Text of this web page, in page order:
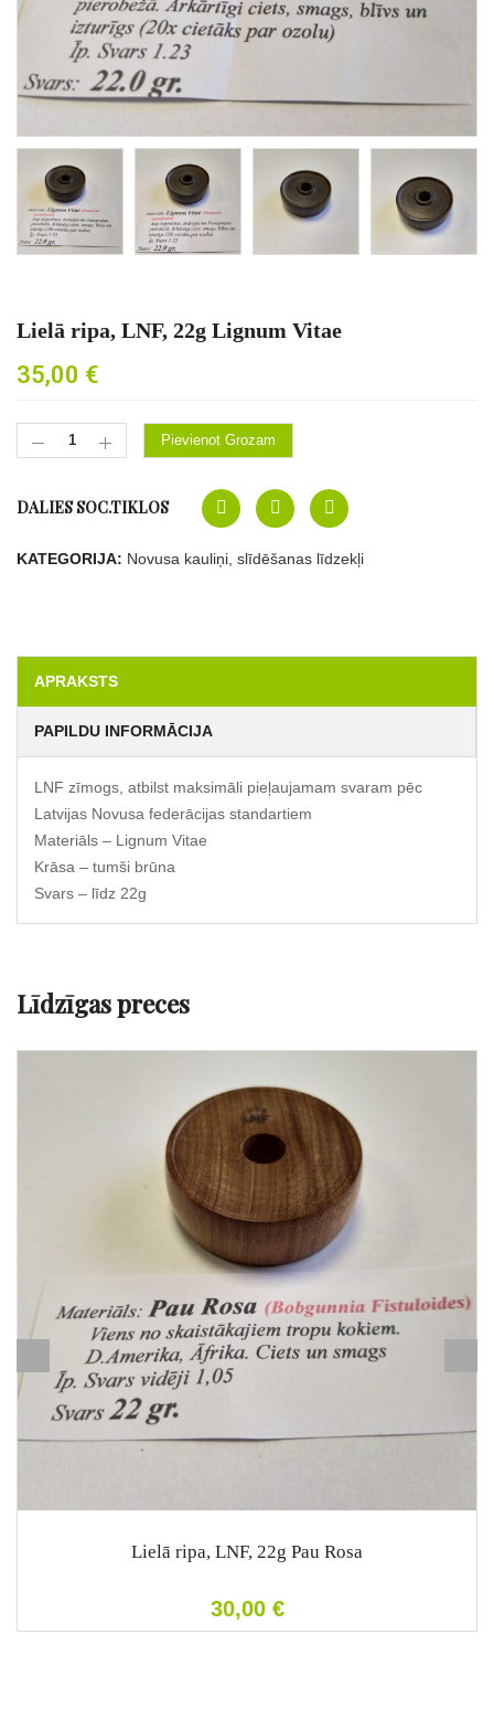
Lielā ripa, LNF, 22g Lignum Vitae
35,00 €
Pievienot Grozam
DALIES SOC.TIKLOS
KATEGORIJA: Novusa kauliņi, slīdēšanas līdzekļi
APRAKSTS
PAPILDU INFORMĀCIJA
LNF zīmogs, atbilst maksimāli pieļaujamam svaram pēc
Latvijas Novusa federācijas standartiem
Materiāls – Lignum Vitae
Krāsa – tumši brūna
Svars – līdz 22g
Līdzīgas preces
Lielā ripa, LNF, 22g Pau Rosa
30,00 €